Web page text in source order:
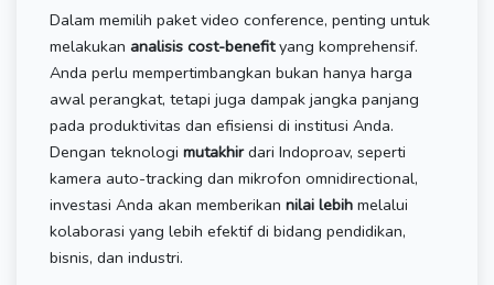
Dalam memilih paket video conference, penting untuk
melakukan analisis cost-benefityang komprehensif.
Anda perlu mempertimbangkan bukan hanya harga
awal perangkat, tetapi juga dampak jangka panjang
pada produktivitas dan efisiensi di institusi Anda.
Dengan teknologi mutakhirdari Indoproav, seperti
kamera auto-tracking dan mikrofon omnidirectional,
investasi Anda akan memberikan nilai lebih melalui
kolaborasi yang lebih efektif di bidang pendidikan,
bisnis, dan industri.